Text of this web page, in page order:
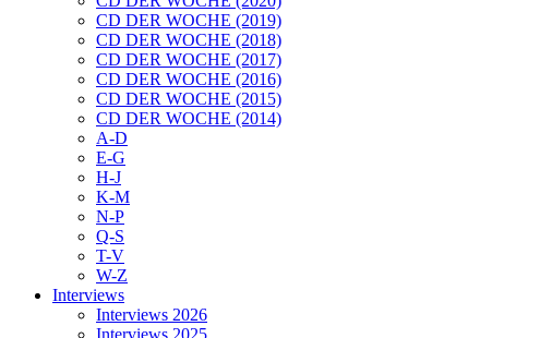
CD DER WOCHE (2019)
CD DER WOCHE (2018)
CD DER WOCHE (2017)
CD DER WOCHE (2016)
CD DER WOCHE (2015)
CD DER WOCHE (2014)
A-D
E-G
H-J
K-M
N-P
Q-S
T-V
W-Z
Interviews
Interviews 2026
Interviews 2025